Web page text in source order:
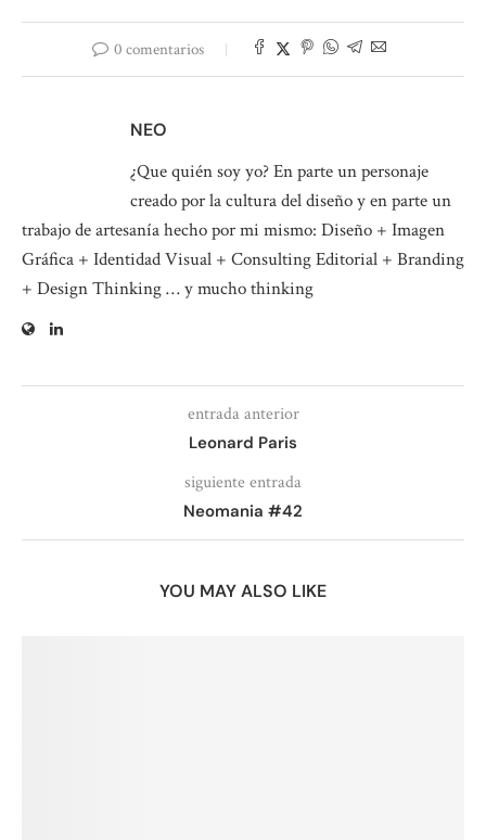
0 comentarios
NEO
¿Que quién soy yo? En parte un personaje
creado por la cultura del diseño y en parte un
trabajo de artesanía hecho por mi mismo: Diseño + Imagen
Gráfica + Identidad Visual + Consulting Editorial + Branding
+ Design Thinking … y mucho thinking
entrada anterior
Leonard Paris
siguiente entrada
Neomania #42
YOU MAY ALSO LIKE